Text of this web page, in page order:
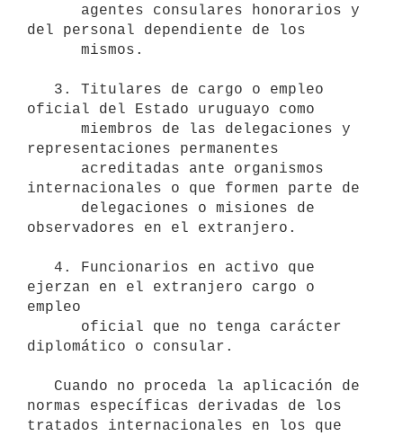
del personal dependiente de los
oficial del Estado uruguayo como
representaciones permanentes
internacionales o que formen parte de
observadores en el extranjero.
ejerzan en el extranjero cargo o
empleo
diplomático o consular.
normas específicas derivadas de los
tratados internacionales en los que